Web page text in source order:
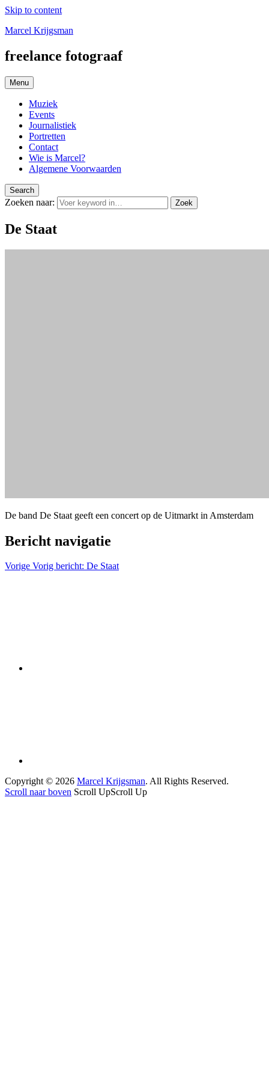
Skip to content
Marcel Krijgsman
freelance fotograaf
Menu
Muziek
Events
Journalistiek
Portretten
Contact
Wie is Marcel?
Algemene Voorwaarden
Search
Zoeken naar: Zoek
De Staat
De band De Staat geeft een concert op de Uitmarkt in Amsterdam
Bericht navigatie
Vorige Vorig bericht: De Staat
Copyright © 2026 Marcel Krijgsman. All Rights Reserved.
Scroll naar boven Scroll UpScroll Up